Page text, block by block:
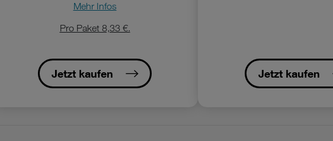
Mehr Infos
Pro Paket 8,33 €.
Jetzt kaufen Jetzt kaufen